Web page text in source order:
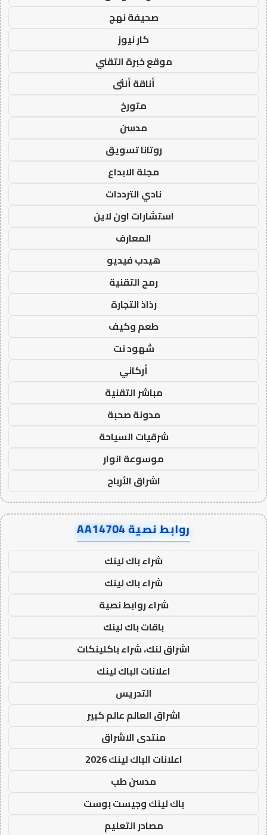
صحيفة نهج
كار نيوز
موقع خبرة التقني
أناقة أنثى
متورخ
مدسن
روتانا تسويق
مجلة الابداع
نادي الترددات
استشارات اون لاين
المعارف
هيدب فيديو
رمح التقنية
رذاذ التجارة
طعم وكيف
شهود نت
أركاني
مباشر التقنية
مدونة صحبة
شرقيات السياحة
موسوعة انوار
اشراق الأرباح
روابط نصية AA14704
شراء باك لينك
شراء باك لينك
شراء روابط نصية
باقات باك لينك
اشراق لنك، شراء باكلينكات
اعلانات الباك لينك
التدريس
اشراق العالم عالم كبير
منتدى الاشراق
اعلانات الباك لينك 2026
مدسن طب
باك لينك وجيست بوست
مصادر التعليم